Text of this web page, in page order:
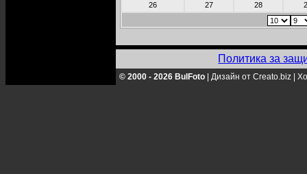
26
27 28
Политика за
© 2000 - 2026 BulFoto Дизайн от Creato.biz